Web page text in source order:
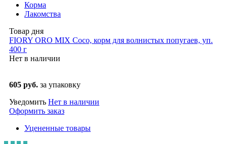
Корма
Лакомства
Товар дня
FIORY ORO MIX Coco, корм для волнистых попугаев, уп.
400 г
Нет в наличии
605 руб. за упаковку
Уведомить Нет в наличии
Оформить заказ
Уцененные товары